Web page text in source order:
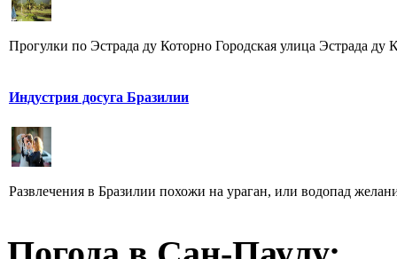
Прогулки по Эстрада ду Которно Городская улица Эстрада
Индустрия досуга Бразилии
Развлечения в Бразилии похожи на ураган, или водопад